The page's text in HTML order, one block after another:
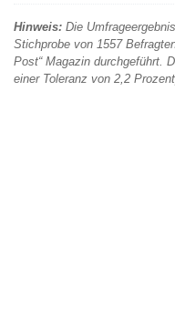
Hinweis: Die
Stichprobe von 1557
Post“ Magazin durchgeführt.
einer Toleranz von 2,2